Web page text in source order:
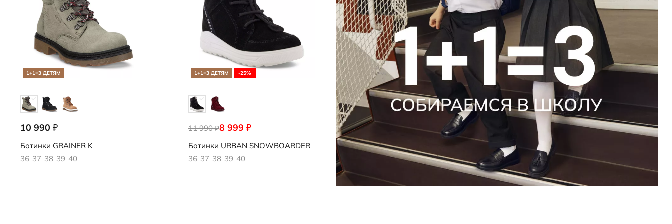
1+1=3 ДЕТЯМ
10 990 ₽
728293/61850
Ботинки GRAINER K
36 37 38 39 40
1+1=3 ДЕТЯМ -25%
8 999 ₽
11 990₽
722363/51052
Ботинки URBAN SNOWBOARDER
36 37 38 39 40